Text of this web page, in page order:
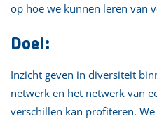
op hoe we kunnen leren van
Doel:
Inzicht geven in diversiteit
netwerk en het netwerk van
verschillen kan profiteren.